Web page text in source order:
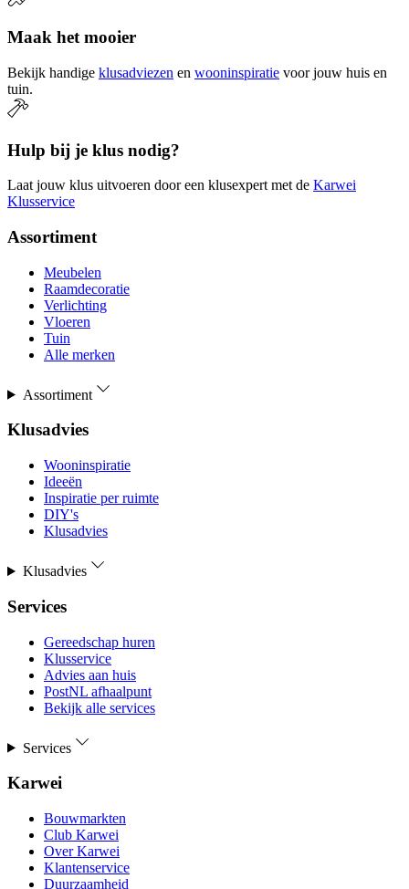
Maak het mooier
Bekijk handige klusadviezen en wooninspiratie voor jouw huis en
tuin.
Hulp bij je klus nodig?
Laat jouw klus uitvoeren door een klusexpert met de Karwei
Klusservice
Assortiment
Meubelen
Raamdecoratie
Verlichting
Vloeren
Tuin
Alle merken
Assortiment
Klusadvies
Wooninspiratie
Ideeën
Inspiratie per ruimte
DIY's
Klusadvies
Klusadvies
Services
Gereedschap huren
Klusservice
Advies aan huis
PostNL afhaalpunt
Bekijk alle services
Services
Karwei
Bouwmarkten
Club Karwei
Over Karwei
Klantenservice
Duurzaamheid